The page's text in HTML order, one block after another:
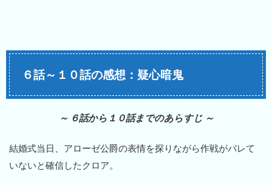
６話～１０話の感想：疑心暗鬼
～ ６話から１０話までのあらすじ ～
結婚式当日、アローゼ公爵の表情を探りながら作戦がバレて
いないと確信したクロア。